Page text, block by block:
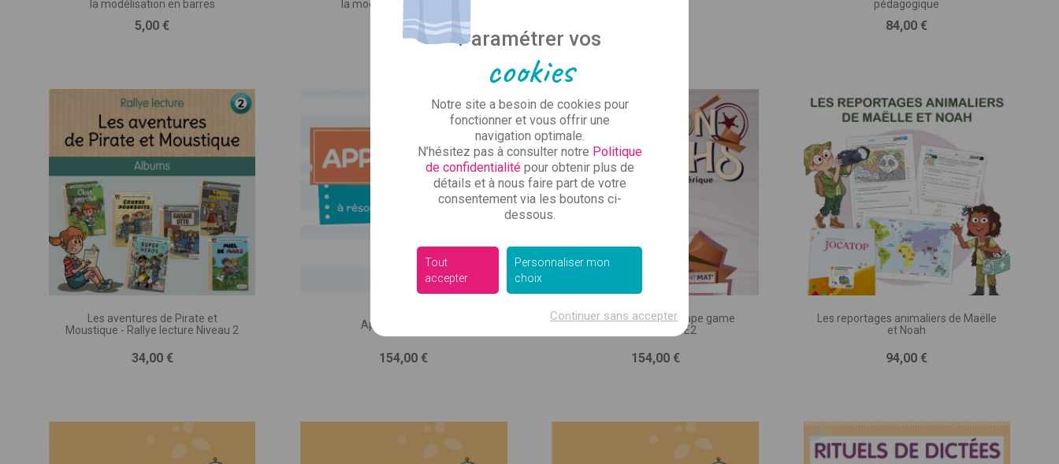
la modélisation en barres
Prix
5,00 €
la modélisation en barres
Prix
5,00 €
pédagogique
Prix
84,00 €
Les aventures de Pirate et
Moustique - Rallye lecture Niveau 2
Prix
34,00 €
Applimaths • CE2
Prix
154,00 €
Mission Maths, un escape game
numérique - CE2
Prix
154,00 €
Les reportages animaliers de Maëlle
et Noah
Prix
94,00 €
Continuer sans accepter
Paramétrer vos
cookies
Notre site a besoin de cookies pour
fonctionner et vous offrir une
navigation optimale.
N’hésitez pas à consulter notre Politique
de confidentialitépour obtenir plus de
détails et à nous faire part de votre
consentement via les boutons ci-
dessous.
Tout
accepter
Personnaliser mon
choix
Inscrivez-vous à notre newsletter pour recevoir
des infos sur nos nouveautés !
Bien sûr, ce n'est pas toutes les semaines, tout
juste ce qu'il faut pour vous tenir au courant de ce
qu’il se passe chez nous.
entrez vos coordonnées pour que le commercial de votre secteur
vous rappelle.
Je ne souhaite pas répondre
TITRE DU PROJET :
(Classe, cycle, RASED…)
MATIÈRE :